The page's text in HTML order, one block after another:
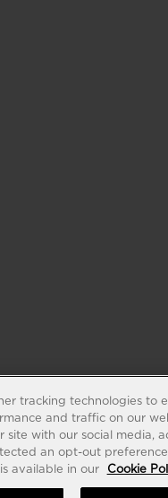
tracking technologies to
and traffic on our
site with our social media,
an opt-out
available in our
Cookie